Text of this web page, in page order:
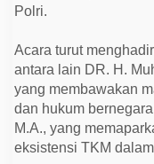
e
s
t
a
r
i
a
n
B
Polri.
Acara turut
antara lain DR. H.
yang membawakan
dan hukum
M.A., yang
eksistensi TKM